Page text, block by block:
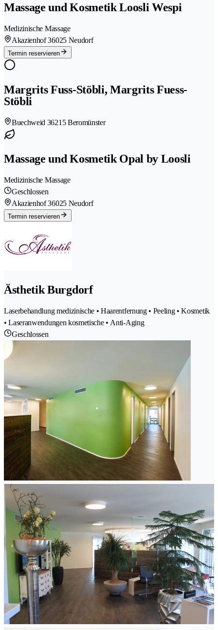
Massage und Kosmetik Loosli Wespi
Medizinische Massage
Akazienhof 36025 Neudorf
Termin reservieren
Margrits Fuss-Stöbli, Margrits Fuess-
Stöbli
Buechweid 36215 Beromünster
Massage und Kosmetik Opal by Loosli
Medizinische Massage
Geschlossen
Akazienhof 36025 Neudorf
Termin reservieren
Ästhetik Burgdorf
Laserbehandlung medizinische • Haarentfernung • Peeling • Kosmetik
• Laseranwendungen kosmetische • Anti-Aging
Geschlossen